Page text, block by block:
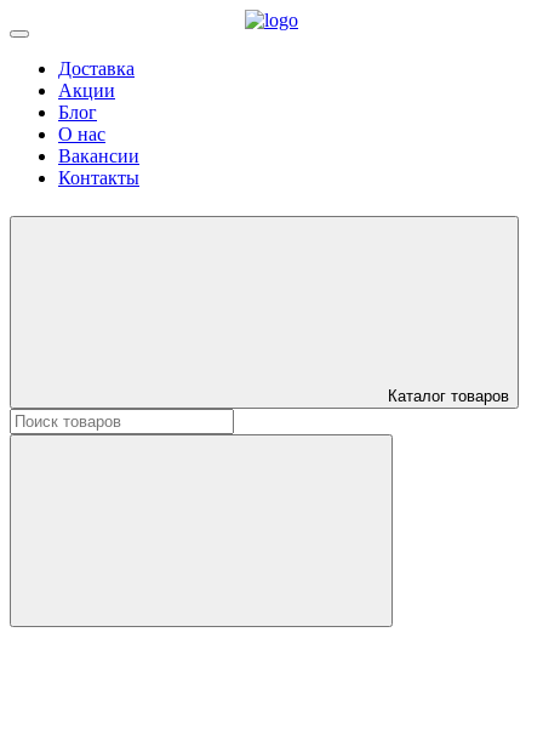
Доставка
Акции
Блог
О нас
Вакансии
Контакты
Каталог товаров
Искать: